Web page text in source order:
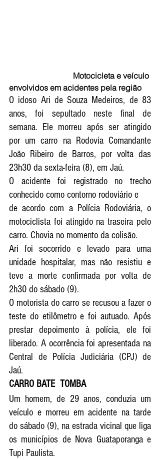
envolvidos em acidentes pela região
O idoso Ari de Souza Medeiros, de 83
anos, foi sepultado neste final de
semana. Ele morreu após ser atingido
por um carro na Rodovia Comandante
João Ribeiro de Barros, por volta das
23h30 da sexta-feira (8), em Jaú.
O acidente foi registrado no trecho
conhecido como contorno rodoviário e
de acordo com a Polícia Rodoviária, o
motociclista foi atingido na traseira pelo
carro. Chovia no momento da colisão.
Ari foi socorrido e levado para uma
unidade hospitalar, mas não resistiu e
teve a morte confirmada por volta de
2h30 do sábado (9).
O motorista do carro se recusou a fazer o
teste do etilômetro e foi autuado. Após
prestar depoimento à polícia, ele foi
liberado. A ocorrência foi apresentada na
Jaú.
CARRO BATE  TOMBA
Um homem, de 29 anos, conduzia um
veículo e morreu em acidente na tarde
do sábado (9), na estrada vicinal que liga
os municípios de Nova Guataporanga
Tupi Paulista.